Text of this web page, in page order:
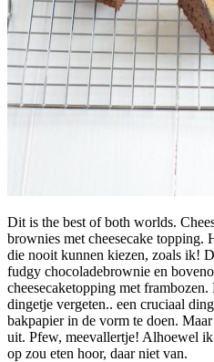
Dit is the best of both worlds.
brownies met cheesecake topping.
die nooit kunnen kiezen, zoals ik!
fudgy chocoladebrownie en
cheesecaketopping met
dingetje vergeten.. een cruciaal
bakpapier in de vorm te doen.
uit. Pfew, meevallertje! Alhoewel
op zou eten hoor, daar niet van.